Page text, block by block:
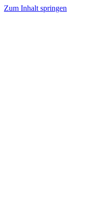
Zum Inhalt springen